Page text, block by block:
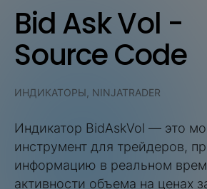
Bid Ask Vol -
Source Code
ИНДИКАТОРЫ, NINJATRADER
Индикатор BidAskVol — это
инструмент для трейдеров,
информацию в реальном
активности объема на ценах